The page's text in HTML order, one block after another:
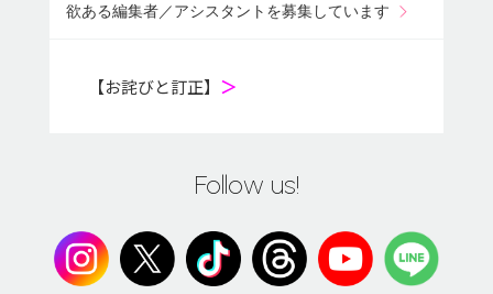
欲ある編集者／アシスタントを募集しています
【お詫びと訂正】 ＞
Follow us!